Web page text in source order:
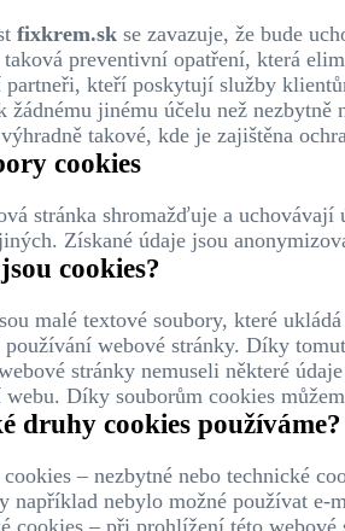
fixkrem.sk se zavazuje, že bude
taková preventivní opatření, která
partneři, kteří poskytují služby
žádnému jinému účelu než
takové, kde je zajištěna
cookies
stránka shromažďuje a
Získané údaje jsou
cookies?
malé textové soubory, které
používání webové stránky. Díky
stránky nemuseli některé
webu. Díky souborům cookies
druhy cookies používáme?
– nezbytné nebo technické
například nebylo možné používat e-